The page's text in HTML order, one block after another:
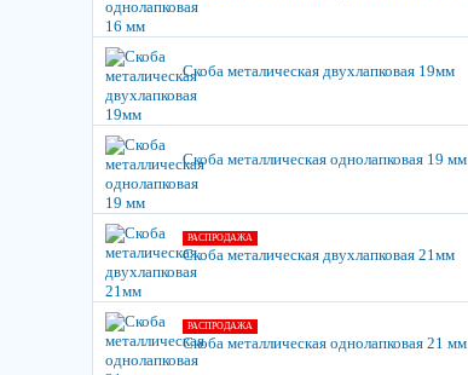
Скоба металическая двухлапковая 19мм
Скоба металлическая однолапковая 19 мм
РАСПРОДАЖА
Скоба металическая двухлапковая 21мм
РАСПРОДАЖА
Скоба металлическая однолапковая 21 мм